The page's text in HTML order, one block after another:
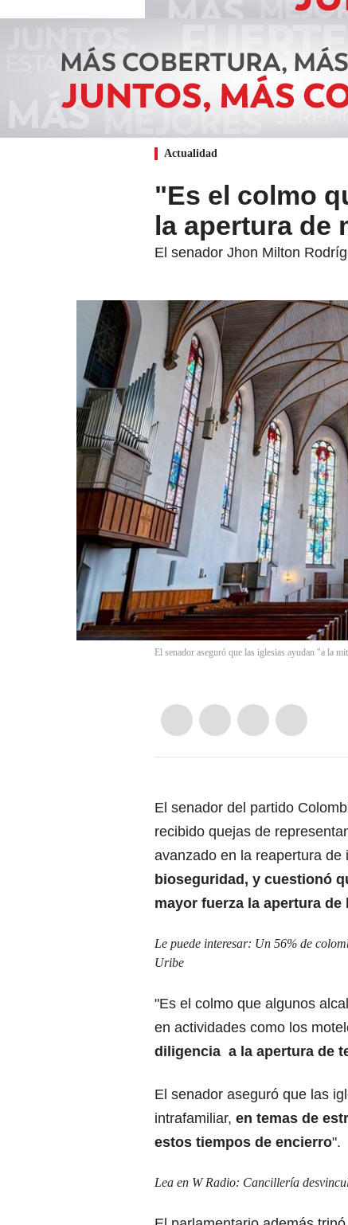
Actualidad
"Es el colmo
la apertura de
El senador Jhon Milton
El senador aseguró que las iglesias ayudan "a la
El senador del partido
recibido quejas de
avanzado en la reapertura de
bioseguridad, y cuestionó
mayor fuerza la apertura
Le puede interesar: Un 56% de
Uribe
"Es el colmo que algunos
en actividades como los
diligencia a la apertura de
El senador aseguró que las
intrafamiliar, en temas de
estos tiempos de encierro".
Lea en W Radio: Cancillería